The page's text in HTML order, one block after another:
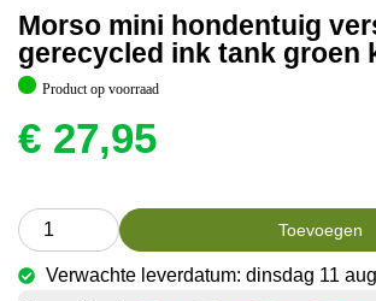
Morso mini hondentuig
gerecycled ink tank groen
Product op voorraad
€ 27,95
Toevoegen
Verwachte leverdatum: dinsdag 11